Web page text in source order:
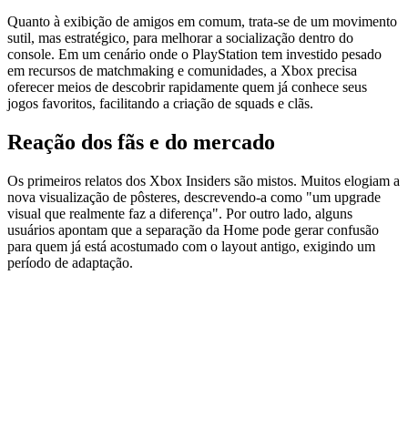
Quanto à exibição de amigos em comum, trata‑se de um movimento
sutil, mas estratégico, para melhorar a socialização dentro do
console. Em um cenário onde o PlayStation tem investido pesado
em recursos de matchmaking e comunidades, a Xbox precisa
oferecer meios de descobrir rapidamente quem já conhece seus
jogos favoritos, facilitando a criação de squads e clãs.
Reação dos fãs e do mercado
Os primeiros relatos dos Xbox Insiders são mistos. Muitos elogiam a
nova visualização de pôsteres, descrevendo-a como "um upgrade
visual que realmente faz a diferença". Por outro lado, alguns
usuários apontam que a separação da Home pode gerar confusão
para quem já está acostumado com o layout antigo, exigindo um
período de adaptação.